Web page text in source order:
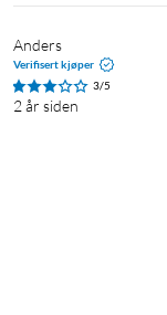
Anders
Verifisert kjøper
3/5
2 år siden